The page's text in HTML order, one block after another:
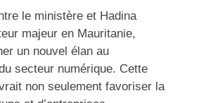
le ministère et Hadina
majeur en Mauritanie,
un nouvel élan au
secteur numérique. Cette
non seulement favoriser la